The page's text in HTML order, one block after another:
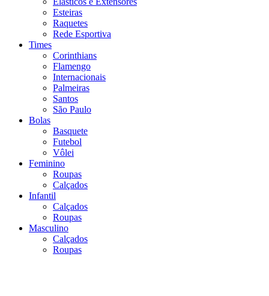
Esteiras
Raquetes
Rede Esportiva
Times
Corinthians
Flamengo
Internacionais
Palmeiras
Santos
São Paulo
Bolas
Basquete
Futebol
Vôlei
Feminino
Roupas
Calçados
Infantil
Calçados
Roupas
Masculino
Calçados
Roupas